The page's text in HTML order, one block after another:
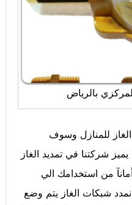
بالرياض
للمنازل وسوف
شركتنا في تمديد الغاز
أمانآ من استخدامك الي
شبكات الغاز يتم وضع